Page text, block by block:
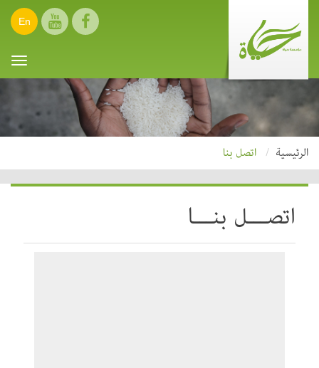
En
الرئيسية اتصل بنا
اتصـــل بنـــا